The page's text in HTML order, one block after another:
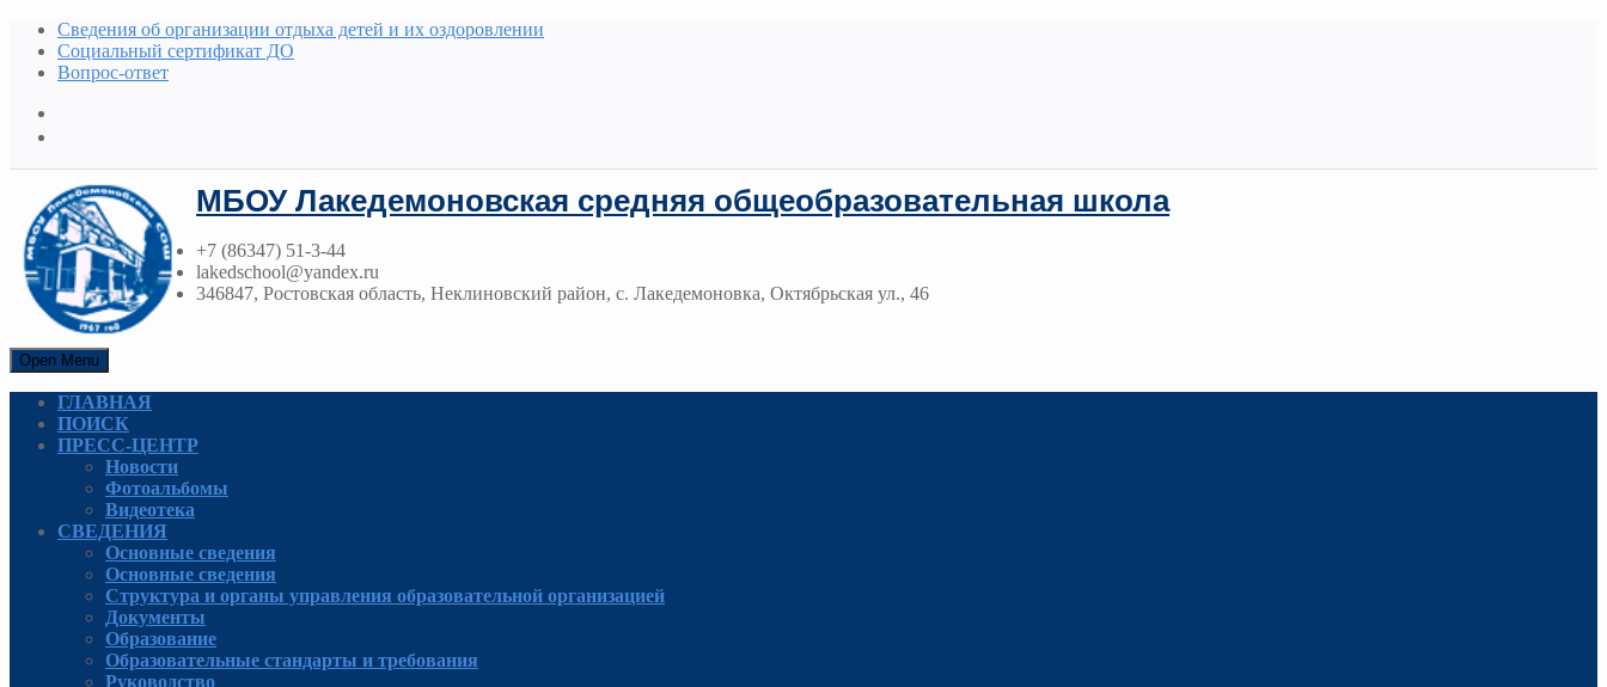
Сведения об организации отдыха детей и их оздоровлении
Социальный сертификат ДО
Вопрос-ответ
МБОУ Лакедемоновская средняя общеобразовательная школа
+7 (86347) 51-3-44
lakedschool@yandex.ru
346847, Ростовская область, Неклиновский район, с. Лакедемоновка, Октябрьская ул., 46
Open Menu
ГЛАВНАЯ
ПОИСК
ПРЕСС-ЦЕНТР
Новости
Фотоальбомы
Видеотека
СВЕДЕНИЯ
Основные сведения
Основные сведения
Структура и органы управления образовательной организацией
Документы
Образование
Образовательные стандарты и требования
Руководcтво